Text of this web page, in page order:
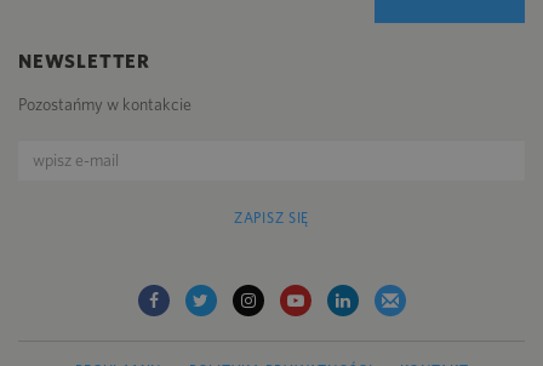
NEWSLETTER
Pozostańmy w kontakcie
ZAPISZ SIĘ